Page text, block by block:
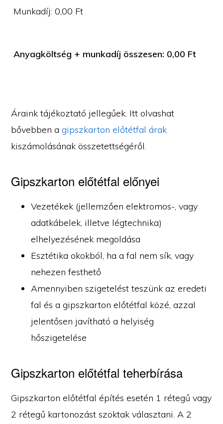
Munkadíj:0,00 Ft
Anyagköltség + munkadíj összesen: 0,00 Ft
Áraink tájékoztató jellegűek. Itt olvashat
bővebben agipszkarton előtétfal árak
kiszámolásának összetettségéről.
Gipszkarton előtétfal előnyei
Vezetékek (jellemzően elektromos-, vagy
adatkábelek, illetve légtechnika)
elhelyezésének megoldása
Esztétika okokból, ha a fal nem sík, vagy
nehezen festhető
Amennyiben szigetelést teszünk az eredeti
fal és a gipszkarton előtétfal közé, azzal
jelentősen javítható a helyiség
hőszigetelése
Gipszkarton előtétfal teherbírása
Gipszkarton előtétfal építés esetén 1 rétegű vagy
2 rétegű kartonozást szoktak választani. A 2